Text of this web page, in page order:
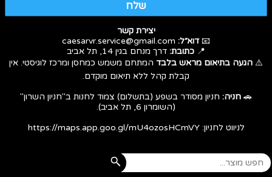
שלח
יצירת קשר
📧דוא״ל:
📍 כתובת: דרך מנחם בגין 14, תל אביב
⚠️ הגעה בתיאום מראש בלבד המתחם משמש כמחסן ומרכז לוגיסטי. אין
קבלת קהל ללא תיאום מוקדם.
🚗 חניה: חניון מסודר בשפע (בתשלום) צמוד לחנות ב"חניון השרון"
(השומרון 6, תל אביב).
לניווט לחניון:https://maps.app.goo.gl/mU4ozosHCmVY